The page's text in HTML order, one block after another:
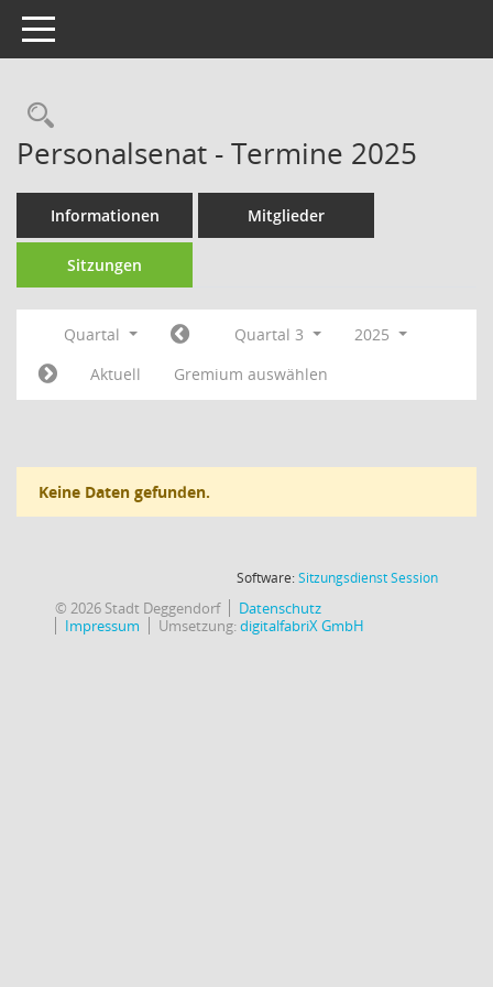
Toggle navigation
Rechercheauswahl
Personalsenat - Termine 2025
Informationen Mitglieder
Sitzungen
Quartal Quartal 3
2025
Aktuell
Gremium auswählen
Keine Daten gefunden.
Software:SitzungsdienstSession(Wird in
© 2026 Stadt Deggendorf
Datenschutz
Impressum
Umsetzung:digitalfabriX GmbH